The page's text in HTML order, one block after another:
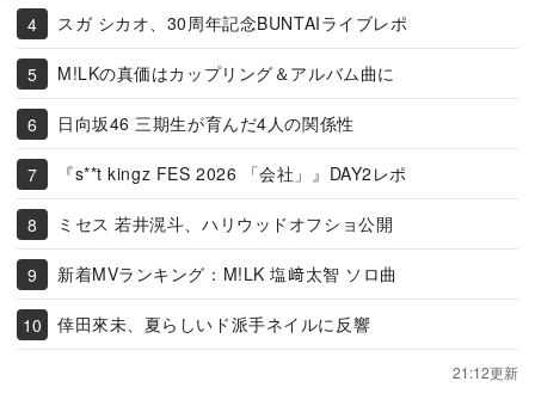
スガ シカオ、30周年記念BUNTAIライブレポ
M!LKの真価はカップリング＆アルバム曲に
日向坂46 三期生が育んだ4人の関係性
『s**t kingz FES 2026 「会社」』DAY2レポ
ミセス 若井滉斗、ハリウッドオフショ公開
新着MVランキング：M!LK 塩﨑太智 ソロ曲
倖田來未、夏らしいド派手ネイルに反響
21:12更新